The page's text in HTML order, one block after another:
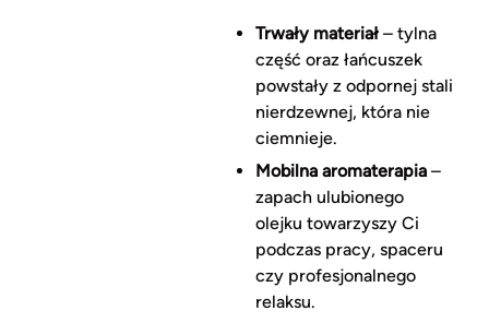
Trwały materiał– tylna
część oraz łańcuszek
powstały z odpornej stali
nierdzewnej, która nie
ciemnieje.
Mobilna aromaterapia–
zapach ulubionego
olejku towarzyszy Ci
podczas pracy, spaceru
czy profesjonalnego
relaksu.